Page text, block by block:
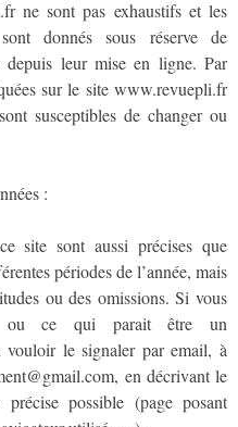
ne sont pas exhaustifs et les
donnés sous réserve de
depuis leur mise en ligne. Par
sur le site www.revuepli.fr
susceptibles de changer ou
:
site sont aussi précises que
périodes de l’année, mais
ou des omissions. Si vous
ou ce qui parait être un
vouloir le signaler par email, à
en décrivant le
possible (page posant